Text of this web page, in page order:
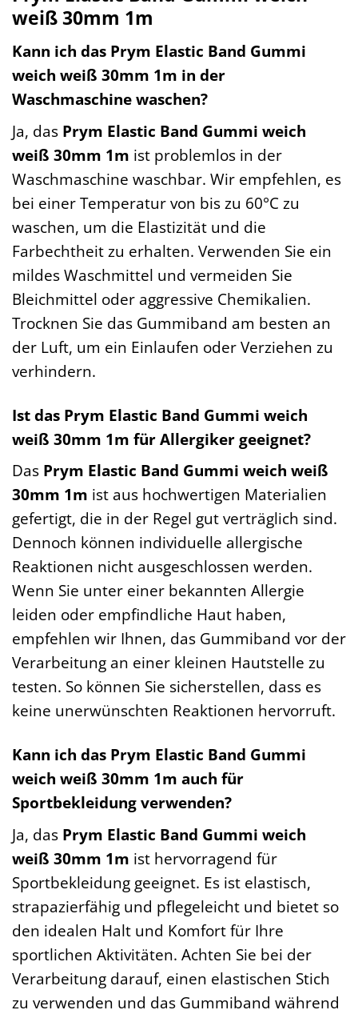
weiß 30mm 1m
Kann ich das Prym Elastic Band Gummi
weich weiß 30mm 1m in der
Waschmaschine waschen?
Ja, das Prym Elastic Band Gummi weich
weiß 30mm 1m ist problemlos in der
Waschmaschine waschbar. Wir empfehlen, es
bei einer Temperatur von bis zu 60°C zu
waschen, um die Elastizität und die
Farbechtheit zu erhalten. Verwenden Sie ein
mildes Waschmittel und vermeiden Sie
Bleichmittel oder aggressive Chemikalien.
Trocknen Sie das Gummiband am besten an
der Luft, um ein Einlaufen oder Verziehen zu
verhindern.
Ist das Prym Elastic Band Gummi weich
weiß 30mm 1m für Allergiker geeignet?
Das Prym Elastic Band Gummi weich weiß
30mm 1m ist aus hochwertigen Materialien
gefertigt, die in der Regel gut verträglich sind.
Dennoch können individuelle allergische
Reaktionen nicht ausgeschlossen werden.
Wenn Sie unter einer bekannten Allergie
leiden oder empfindliche Haut haben,
empfehlen wir Ihnen, das Gummiband vor der
Verarbeitung an einer kleinen Hautstelle zu
testen. So können Sie sicherstellen, dass es
keine unerwünschten Reaktionen hervorruft.
Kann ich das Prym Elastic Band Gummi
weich weiß 30mm 1m auch für
Sportbekleidung verwenden?
Ja, das Prym Elastic Band Gummi weich
weiß 30mm 1m ist hervorragend für
Sportbekleidung geeignet. Es ist elastisch,
strapazierfähig und pflegeleicht und bietet so
den idealen Halt und Komfort für Ihre
sportlichen Aktivitäten. Achten Sie bei der
Verarbeitung darauf, einen elastischen Stich
zu verwenden und das Gummiband während